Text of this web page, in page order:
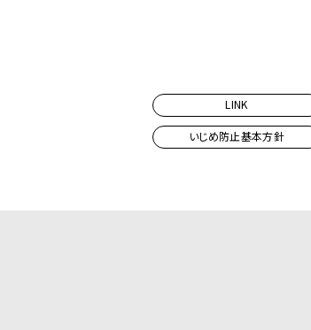
LINK
いじめ防止基本方針